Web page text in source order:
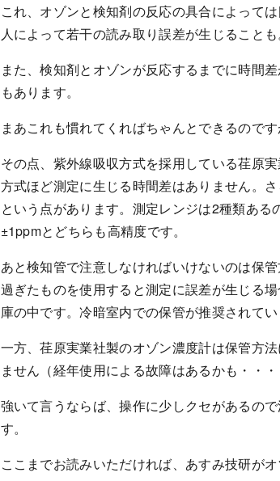
これ、オゾンと検知剤の反応の具合によって
人によって若干の読み取り誤差が生じることも
また、検知剤とオゾンが反応するまでに時間
もあります。
まあこれも慣れてくればちゃんとできるので
その点、紫外線吸収方式を採用している荏原
方式ほど測定に生じる時間差はありません。
という点があります。測定レンジは2種類あ
±1ppmとどちらも高精度です。
あと検知管で注意しなければいけないのは保
過ぎたものを使用すると測定に誤差が生じる
庫の中です。冷暗室内での保管が推奨されてい
一方、荏原実業社製のオゾン濃度計は保管方
ません（経年使用による故障はあるかも・・・
強いて言うならば、操作に少しクセがあるの
す。
ここまでお読みいただければ、あすみ技研が